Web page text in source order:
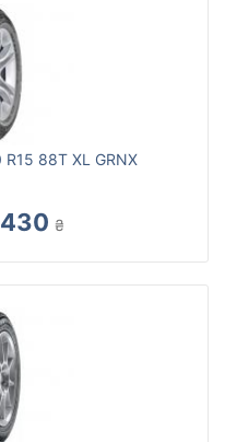
88T XL GRNX
₴